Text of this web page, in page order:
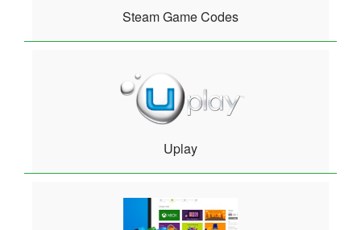
Steam Game Codes
Uplay